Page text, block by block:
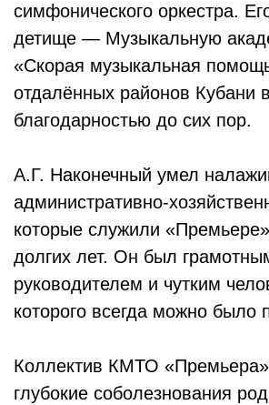
симфонического оркестра.
детище — Музыкальную
«Скорая музыкальная
отдалённых районов Кубани
благодарностью до сих пор.
А.Г. Наконечный умел
административно-
которые служили
долгих лет. Он был
руководителем и чутким
которого всегда можно было
Коллектив КМТО
глубокие соболезнования